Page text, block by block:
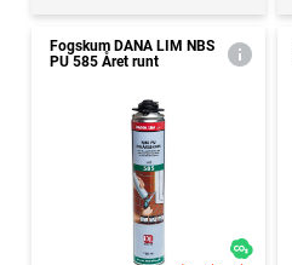
Fogskum DANA LIM NBS
PU 585 Året runt